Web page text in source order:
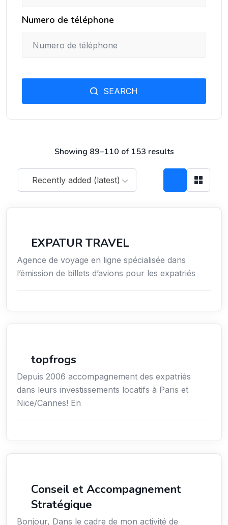
Showing 89–110 of 153 results
Recently added (latest)
EXPATUR TRAVEL
Agence de voyage en ligne spécialisée dans
l’émission de billets d’avions pour les expatriés
topfrogs
Depuis 2006 accompagnement des expatriés
dans leurs investissements locatifs à Paris et
Nice/Cannes! En
Conseil et Accompagnement
Stratégique
Bonjour, Dans le cadre de mon activité de
Numero de téléphone
SEARCH